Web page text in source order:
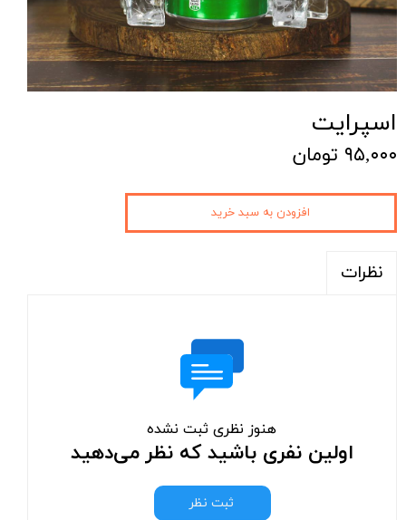
اسپرایت
۹۵,۰۰۰ تومان
افزودن به سبد خرید
نظرات
هنوز نظری ثبت نشده
اولین نفری باشید که نظر می‌دهید
ثبت نظر